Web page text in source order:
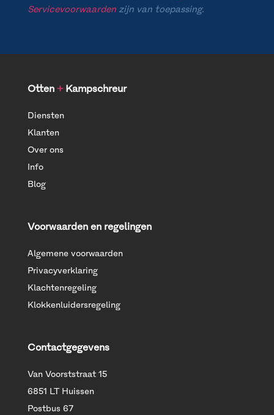
Servicevoorwaardenzijn van toepassing.
Otten +Kampschreur
Diensten
Klanten
Over ons
Info
Blog
Voorwaarden en regelingen
Algemene voorwaarden
Privacyverklaring
Klachtenregeling
Klokkenluidersregeling
Contactgegevens
Van Voorststraat 15
6851 LT Huissen
Postbus 67